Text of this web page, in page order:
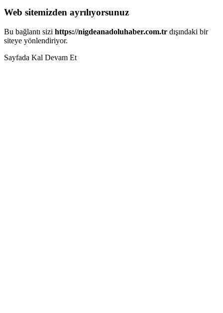
Web sitemizden ayrılıyorsunuz
Bu bağlantı sizi https://nigdeanadoluhaber.com.tr dışındaki bir
siteye yönlendiriyor.
Sayfada Kal Devam Et